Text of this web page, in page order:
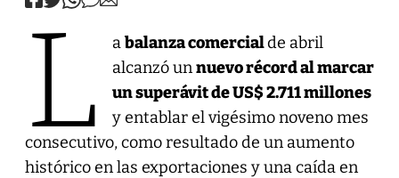
L abalanza comercialde abril
alcanzó unnuevo récord al marcar
un superávit de US$ 2.711 millones
y entablar el vigésimo noveno mes
consecutivo, como resultado de un aumento
histórico en las exportaciones y una caída en